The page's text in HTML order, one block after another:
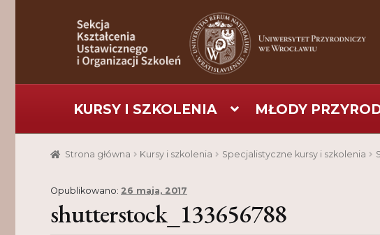
Przejdź
do
nawigacji
Przejdź
do
treści
KURSY I SZKOLENIA MŁODY
Strona główna Aktualności Baza szkoleniowa Cart Checkout
Projekt
Strona główna Kursy i szkolenia Specjalistyczne kursy i szkolenia
Opublikowano: 26 maja, 2017
shutterstock_133656788